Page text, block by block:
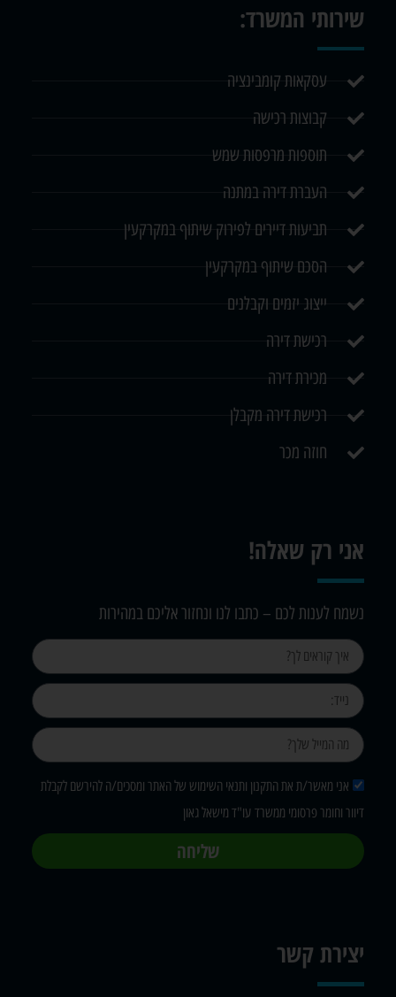
שירותי המשרד:
עסקאות קומבינציה
קבוצות רכישה
תוספות מרפסות שמש
העברת דירה במתנה
תביעות דיירים לפירוק שיתוף במקרקעין
הסכם שיתוף במקרקעין
ייצוג יזמים וקבלנים
רכישת דירה
מכירת דירה
רכישת דירה מקבלן
חוזה מכר
אני רק שאלה!
נשמח לענות לכם – כתבו לנו ונחזור אליכם במהירות
אני מאשר/ת את התקנון ותנאי השימוש של האתר ומסכים/ה להירשם לקבלת
דיוור וחומר פרסומי ממשרד עו"ד מישאל גאון
שליחה
יצירת קשר